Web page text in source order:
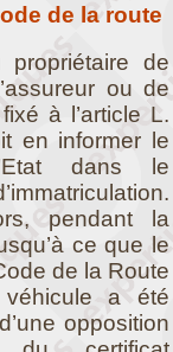
de la route
de
ou de
à l’article L.
en informer le
dans le
pendant la
ce que le
véhicule a été
opposition